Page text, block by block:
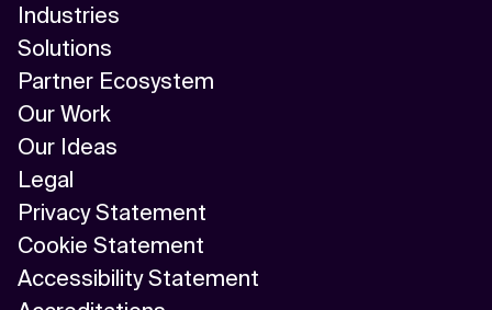
Industries
Solutions
Partner Ecosystem
Our Work
Our Ideas
Legal
Privacy Statement
Cookie Statement
Accessibility Statement